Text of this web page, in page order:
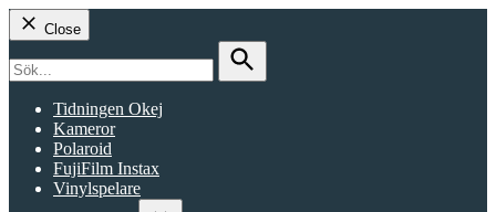
Close
for:
Search
Tidningen Okej
Kameror
Polaroid
FujiFilm Instax
Vinylspelare